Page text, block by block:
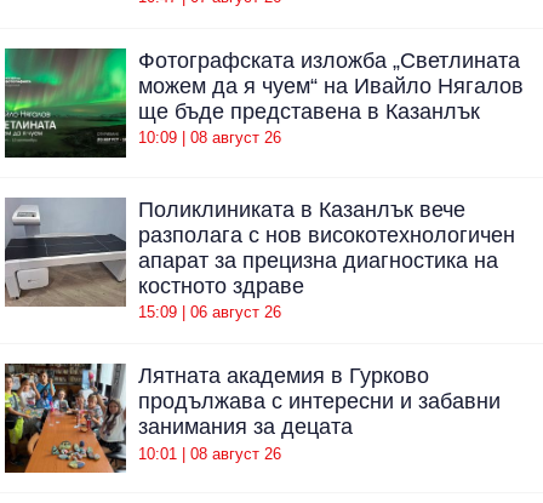
Фотографската изложба „Светлината
можем да я чуем“ на Ивайло Нягалов
ще бъде представена в Казанлък
10:09 | 08 август 26
Поликлиниката в Казанлък вече
разполага с нов високотехнологичен
апарат за прецизна диагностика на
костното здраве
15:09 | 06 август 26
Лятната академия в Гурково
продължава с интересни и забавни
занимания за децата
10:01 | 08 август 26